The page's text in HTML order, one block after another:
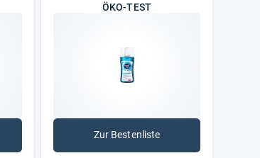
ÖKO-TEST
Zur Bestenliste
: ÖKO-TEST